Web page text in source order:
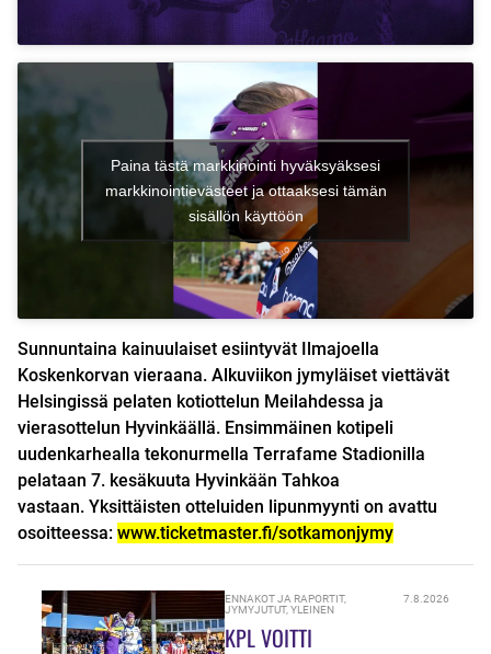
Paina tästä markkinointi hyväksyäksesi
markkinointievästeet ja ottaaksesi tämän
sisällön käyttöön
Sunnuntaina kainuulaiset esiintyvät Ilmajoella
Koskenkorvan vieraana. Alkuviikon jymyläiset viettävät
Helsingissä pelaten kotiottelun Meilahdessa ja
vierasottelun Hyvinkäällä. Ensimmäinen kotipeli
uudenkarhealla tekonurmella Terrafame Stadionilla
pelataan 7. kesäkuuta Hyvinkään Tahkoa
vastaan. Yksittäisten otteluiden lipunmyynti on avattu
osoitteessa: www.ticketmaster.fi/sotkamonjymy
ENNAKOT JA RAPORTIT,
JYMYJUTUT,YLEINEN
7.8.2026
KPL VOITTI